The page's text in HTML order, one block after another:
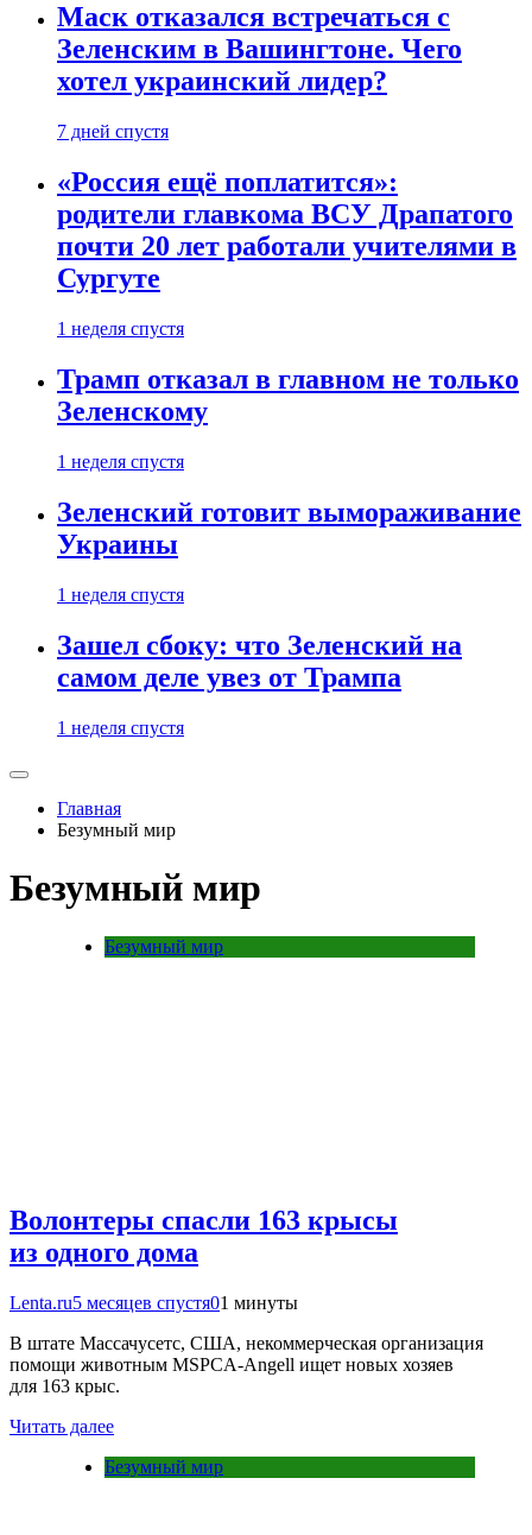
Маск отказался встречаться с
Зеленским в Вашингтоне. Чего
хотел украинский лидер?
7 дней спустя
«Россия ещё поплатится»:
родители главкома ВСУ Драпатого
почти 20 лет работали учителями в
Сургуте
1 неделя спустя
Трамп отказал в главном не только
Зеленскому
1 неделя спустя
Зеленский готовит вымораживание
Украины
1 неделя спустя
Зашел сбоку: что Зеленский на
самом деле увез от Трампа
1 неделя спустя
Главная
Безумный мир
Безумный мир
Безумный мир
Волонтеры спасли 163 крысы
из одного дома
Lenta.ru5 месяцев спустя01 минуты
В штате Массачусетс, США, некоммерческая организация
помощи животным MSPCA-Angell ищет новых хозяев
для 163 крыс.
Читать далее
Безумный мир